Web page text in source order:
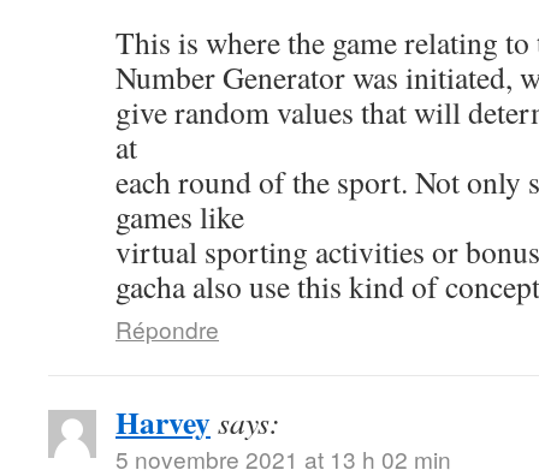
This is where the game relating
Number Generator was initiated,
give random values ​​that will
at
each round of the sport. Not only
games like
virtual sporting activities or
gacha also use this kind of
Répondre
Harveysays:
5 novembre 2021 at 13 h 02 min